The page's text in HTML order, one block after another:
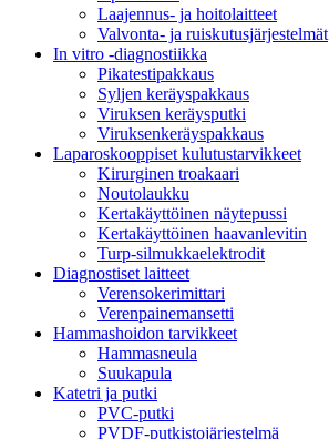
Laajennus- ja hoitolaitteet
Valvonta- ja ruiskutusjärjestelmät
In vitro -diagnostiikka
Pikatestipakkaus
Syljen keräyspakkaus
Viruksen keräysputki
Viruksenkeräyspakkaus
Laparoskooppiset kulutustarvikkeet
Kirurginen troakaari
Noutolaukku
Kertakäyttöinen näytepussi
Kertakäyttöinen haavanlevitin
Turp-silmukkaelektrodit
Diagnostiset laitteet
Verensokerimittari
Verenpainemansetti
Hammashoidon tarvikkeet
Hammasneula
Suukapula
Katetri ja putki
PVC-putki
PVDF-putkistojärjestelmä